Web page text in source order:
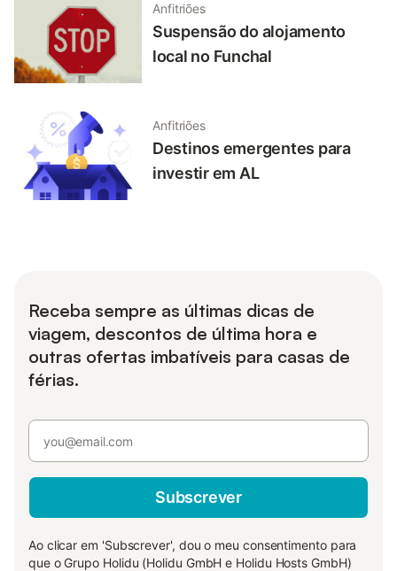
Anfitriões
Suspensão do alojamento
local no Funchal
Anfitriões
Destinos emergentes para
investir em AL
Receba sempre as últimas dicas de
viagem, descontos de última hora e
outras ofertas imbatíveis para casas de
férias.
Subscrever
Ao clicar em 'Subscrever', dou o meu consentimento para
que o Grupo Holidu (Holidu GmbH e Holidu Hosts GmbH)